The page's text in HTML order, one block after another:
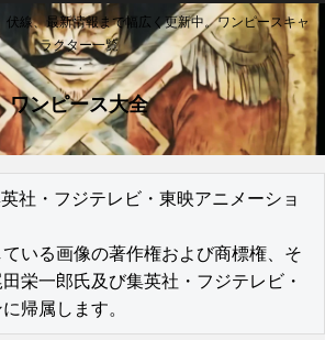
伏線、最新情報まで幅広く更新中。ワンピースキャ
ラクター一覧
ワンピース大全
社・フジテレビ・東映アニメーショ
いる画像の著作権および商標権、そ
栄一郎氏及び集英社・フジテレビ・
帰属します。